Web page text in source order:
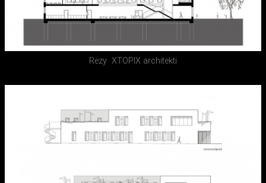
Rezy XTOPIX architekti